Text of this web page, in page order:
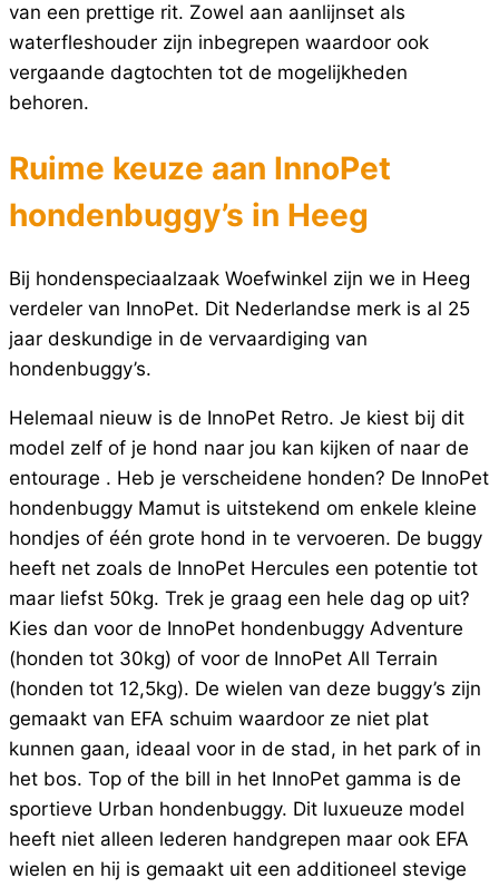
van een prettige rit. Zowel aan aanlijnset als
waterfleshouder zijn inbegrepen waardoor ook
vergaande dagtochten tot de mogelijkheden
behoren.
Ruime keuze aan InnoPet
hondenbuggy’s in Heeg
Bij hondenspeciaalzaak Woefwinkel zijn we in Heeg
verdeler van InnoPet. Dit Nederlandse merk is al 25
jaar deskundige in de vervaardiging van
hondenbuggy’s.
Helemaal nieuw is de InnoPet Retro. Je kiest bij dit
model zelf of je hond naar jou kan kijken of naar de
entourage . Heb je verscheidene honden? De InnoPet
hondenbuggy Mamut is uitstekend om enkele kleine
hondjes of één grote hond in te vervoeren. De buggy
heeft net zoals de InnoPet Hercules een potentie tot
maar liefst 50kg. Trek je graag een hele dag op uit?
Kies dan voor de InnoPet hondenbuggy Adventure
(honden tot 30kg) of voor de InnoPet All Terrain
(honden tot 12,5kg). De wielen van deze buggy’s zijn
gemaakt van EFA schuim waardoor ze niet plat
kunnen gaan, ideaal voor in de stad, in het park of in
het bos. Top of the bill in het InnoPet gamma is de
sportieve Urban hondenbuggy. Dit luxueuze model
heeft niet alleen lederen handgrepen maar ook EFA
wielen en hij is gemaakt uit een additioneel stevige